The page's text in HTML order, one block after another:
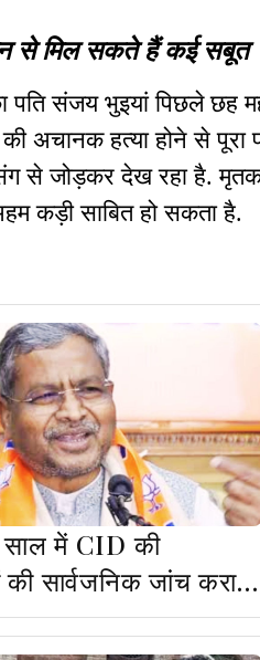
से मिल सकते हैं कई सबूत
पति संजय भुइयां पिछले छह
अचानक हत्या होने से पूरा
से जोड़कर देख रहा है.
कड़ी साबित हो सकता है.
में CID की
की सार्वजनिक जांच कराएं